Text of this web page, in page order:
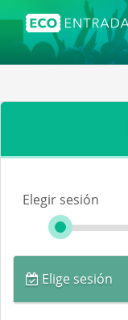
Elegir sesión
Elige sesión